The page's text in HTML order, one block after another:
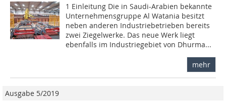
1 Einleitung Die in Saudi-Arabien bekannte
Unternehmensgruppe Al Watania besitzt
neben anderen Industriebetrieben bereits
zwei Ziegelwerke. Das neue Werk liegt
ebenfalls im Industriegebiet von Dhurma...
mehr
Ausgabe 5/2019